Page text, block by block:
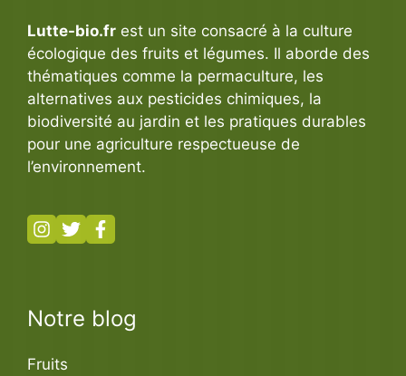
Lutte-bio.fr est un site consacré à la culture
écologique des fruits et légumes. Il aborde des
thématiques comme la permaculture, les
alternatives aux pesticides chimiques, la
biodiversité au jardin et les pratiques durables
pour une agriculture respectueuse de
l’environnement.
Notre blog
Fruits